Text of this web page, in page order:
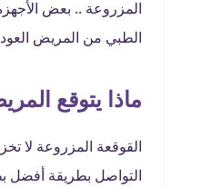
المزروعة .. بعض
الطبي من المريض
ماذا يتوقع
القوقعة المزروعة لا
التواصل بطريقة أفضل